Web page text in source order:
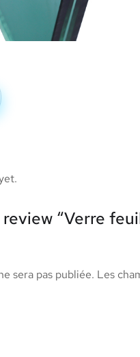
“Verre
sera pas publiée. Les